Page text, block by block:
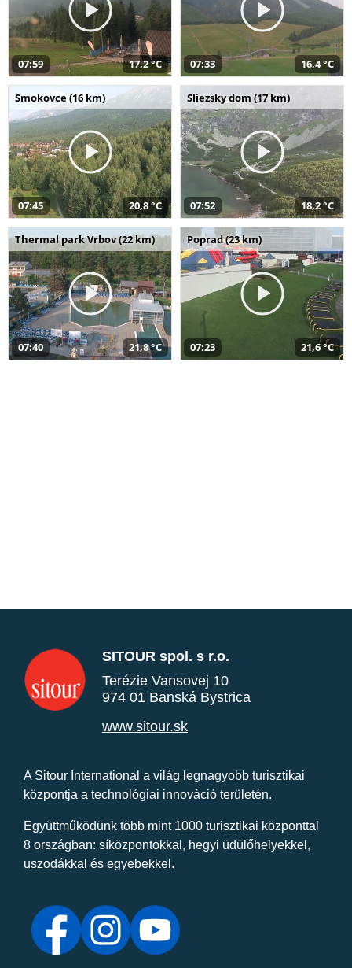
07:59 17,2 °C 07:33 16,4 °C
Smokovce (16 km)
07:45 20,8 °C
Sliezsky dom (17 km)
07:52 18,2 °C
Thermal park Vrbov (22 km)
07:40 21,8 °C
Poprad (23 km)
07:23 21,6 °C
SITOUR spol. s r.o.
Terézie Vansovej 10
974 01 Banská Bystrica
www.sitour.sk
A Sitour International a világ legnagyobb turisztikai
központja a technológiai innováció területén.
Együttműködünk több mint 1000 turisztikai központtal
8 országban: síközpontokkal, hegyi üdülőhelyekkel,
uszodákkal és egyebekkel.